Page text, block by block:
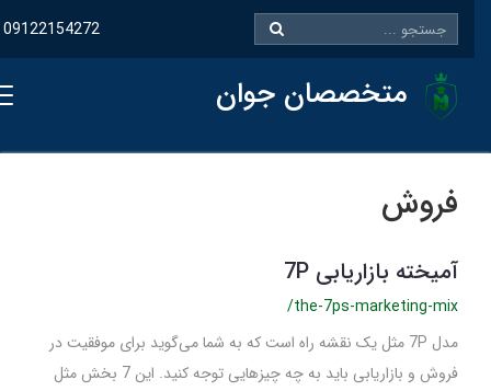
09122154272
متخصصان جوان
فروش
آمیخته بازاریابی 7P
/the-7ps-marketing-mix
مدل 7P مثل یک نقشه راه است که به شما می‌گوید برای موفقیت در
فروش و بازاریابی باید به چه چیزهایی توجه کنید. این 7 بخش مثل